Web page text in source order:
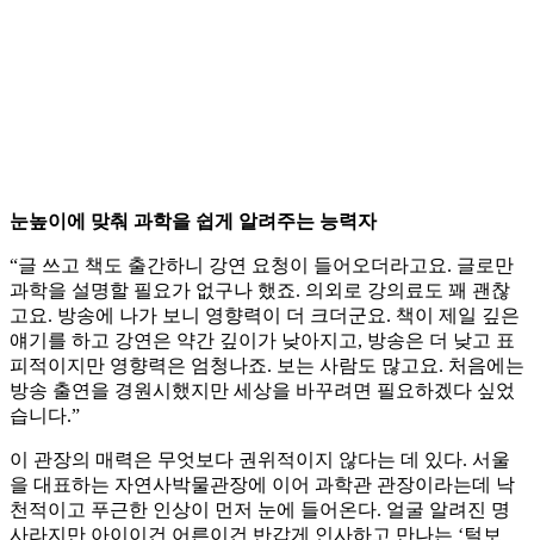
눈높이에 맞춰 과학을 쉽게 알려주는 능력자
“글 쓰고 책도 출간하니 강연 요청이 들어오더라고요. 글로만
과학을 설명할 필요가 없구나 했죠. 의외로 강의료도 꽤 괜찮
고요. 방송에 나가 보니 영향력이 더 크더군요. 책이 제일 깊은
얘기를 하고 강연은 약간 깊이가 낮아지고, 방송은 더 낮고 표
피적이지만 영향력은 엄청나죠. 보는 사람도 많고요. 처음에는
방송 출연을 경원시했지만 세상을 바꾸려면 필요하겠다 싶었
습니다.”
이 관장의 매력은 무엇보다 권위적이지 않다는 데 있다. 서울
을 대표하는 자연사박물관장에 이어 과학관 관장이라는데 낙
천적이고 푸근한 인상이 먼저 눈에 들어온다. 얼굴 알려진 명
사라지만 아이이건 어른이건 반갑게 인사하고 만나는 ‘털보